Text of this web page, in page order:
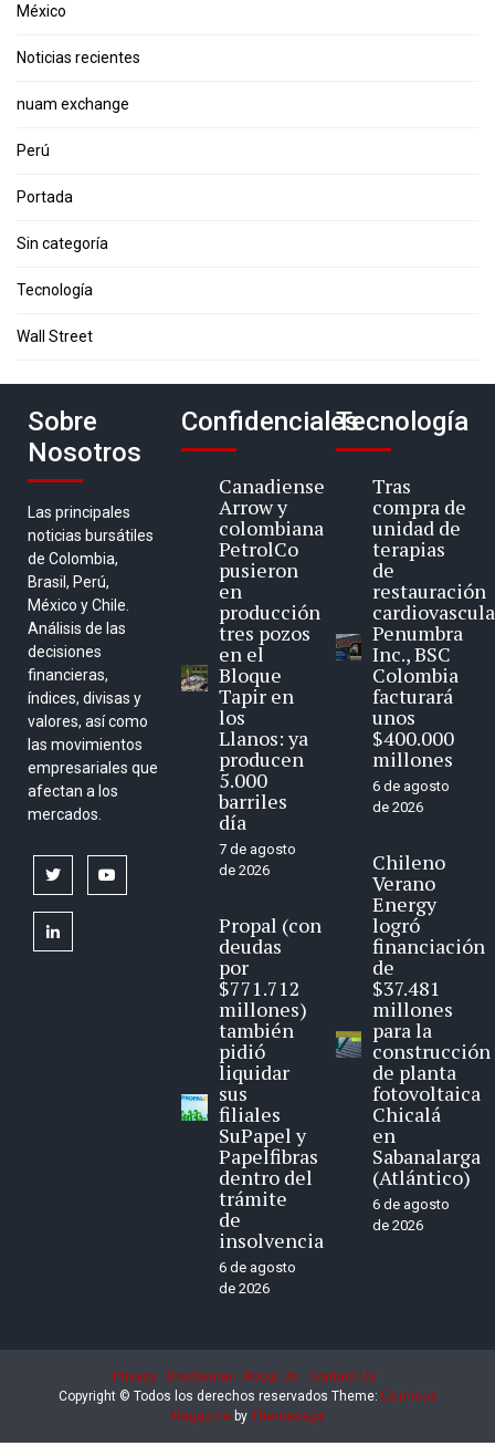
México
Noticias recientes
nuam exchange
Perú
Portada
Sin categoría
Tecnología
Wall Street
Sobre
Nosotros
Las principales
noticias bursátiles
de Colombia,
Brasil, Perú,
México y Chile.
Análisis de las
decisiones
financieras,
índices, divisas y
valores, así como
las movimientos
empresariales que
afectan a los
mercados.
twitter
linkedin
Confidenciales
Canadiense
Arrow y
colombiana
PetrolCo
pusieron
en
producción
tres pozos
en el
Bloque
Tapir en
los
Llanos: ya
producen
5.000
barriles
día
7 de agosto
de 2026
Propal (con
deudas
por
$771.712
millones)
también
pidió
liquidar
sus
filiales
SuPapel y
Papelfibras
dentro del
trámite
de
insolvencia
6 de agosto
de 2026
Tecnología
Tras
compra de
unidad de
terapias
de
restauración
Penumbra
Inc., BSC
Colombia
facturará
unos
$400.000
millones
6 de agosto
de 2026
Chileno
Verano
Energy
logró
financiación
de
$37.481
millones
para la
construcción
de planta
fotovoltaica
Chicalá
en
Sabanalarga
(Atlántico)
6 de agosto
de 2026
Privacy Disclaimer About Us
Contact Us
Copyright © Todos los derechos reservados Theme: Eximious
Magazine by Themesaga